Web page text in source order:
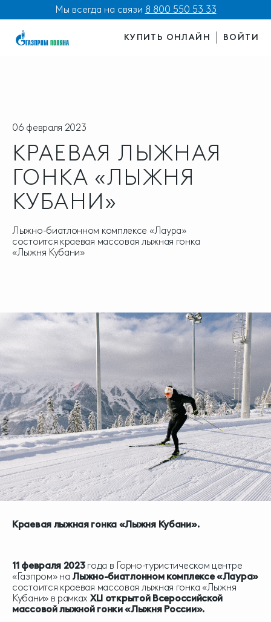
Мы всегда на связи 8 800 550 53 33
КУПИТЬ ОНЛАЙН ВОЙТИ
06 февраля 2023
КРАЕВАЯ ЛЫЖНАЯ
ГОНКА «ЛЫЖНЯ
КУБАНИ»
Лыжно-биатлонном комплексе «Лаура»
состоится краевая массовая лыжная гонка
«Лыжня Кубани»
Краевая лыжная гонка «Лыжня Кубани».
11 февраля 2023года в Горно-туристическом центре
«Газпром» на Лыжно-биатлонном комплексе «Лаура»
состоится краевая массовая лыжная гонка «Лыжня
Кубани» в рамках XLI открытой Всероссийской
массовой лыжной гонки «Лыжня России».